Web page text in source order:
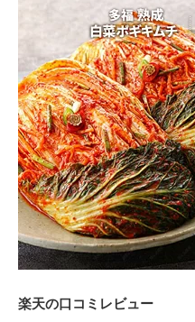
楽天の口コミレビュー